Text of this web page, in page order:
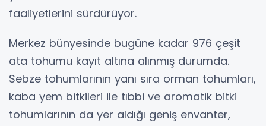
faaliyetlerini sürdürüyor.
Merkez bünyesinde bugüne kadar 976 çeşit
ata tohumu kayıt altına alınmış durumda.
Sebze tohumlarının yanı sıra orman tohumları,
kaba yem bitkileri ile tıbbi ve aromatik bitki
tohumlarının da yer aldığı geniş envanter,